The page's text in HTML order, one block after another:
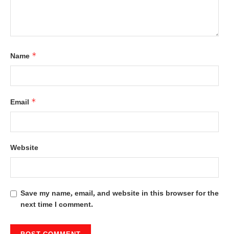
Name *
Email *
Website
Save my name, email, and website in this browser for the
next time I comment.